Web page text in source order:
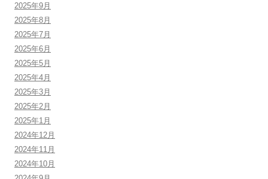
2025年9月
2025年8月
2025年7月
2025年6月
2025年5月
2025年4月
2025年3月
2025年2月
2025年1月
2024年12月
2024年11月
2024年10月